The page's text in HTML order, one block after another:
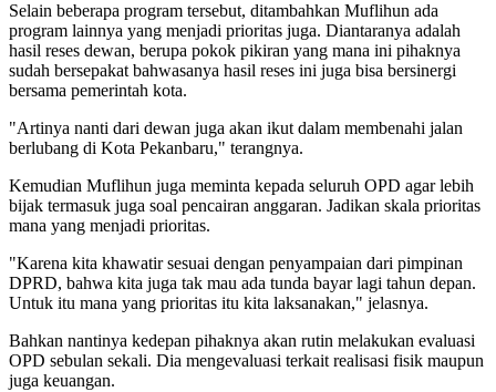
Selain beberapa program tersebut, ditambahkan Muflihun ada
program lainnya yang menjadi prioritas juga. Diantaranya adalah
hasil reses dewan, berupa pokok pikiran yang mana ini pihaknya
sudah bersepakat bahwasanya hasil reses ini juga bisa bersinergi
bersama pemerintah kota.
"Artinya nanti dari dewan juga akan ikut dalam membenahi jalan
berlubang di Kota Pekanbaru," terangnya.
Kemudian Muflihun juga meminta kepada seluruh OPD agar lebih
bijak termasuk juga soal pencairan anggaran. Jadikan skala prioritas
mana yang menjadi prioritas.
"Karena kita khawatir sesuai dengan penyampaian dari pimpinan
DPRD, bahwa kita juga tak mau ada tunda bayar lagi tahun depan.
Untuk itu mana yang prioritas itu kita laksanakan," jelasnya.
Bahkan nantinya kedepan pihaknya akan rutin melakukan evaluasi
OPD sebulan sekali. Dia mengevaluasi terkait realisasi fisik maupun
juga keuangan.